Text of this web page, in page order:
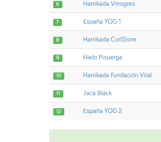
6 Harrikada Vitrogres
7 España YOG 1
8 Harrikada CurlStore
9 Hielo Pisuerga
10 Harrikada Fundación Vital
11 Jaca Black
12 España YOG 2